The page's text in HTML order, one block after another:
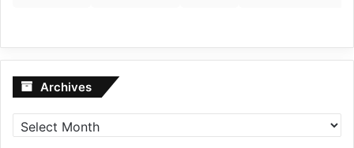
Archives Archives